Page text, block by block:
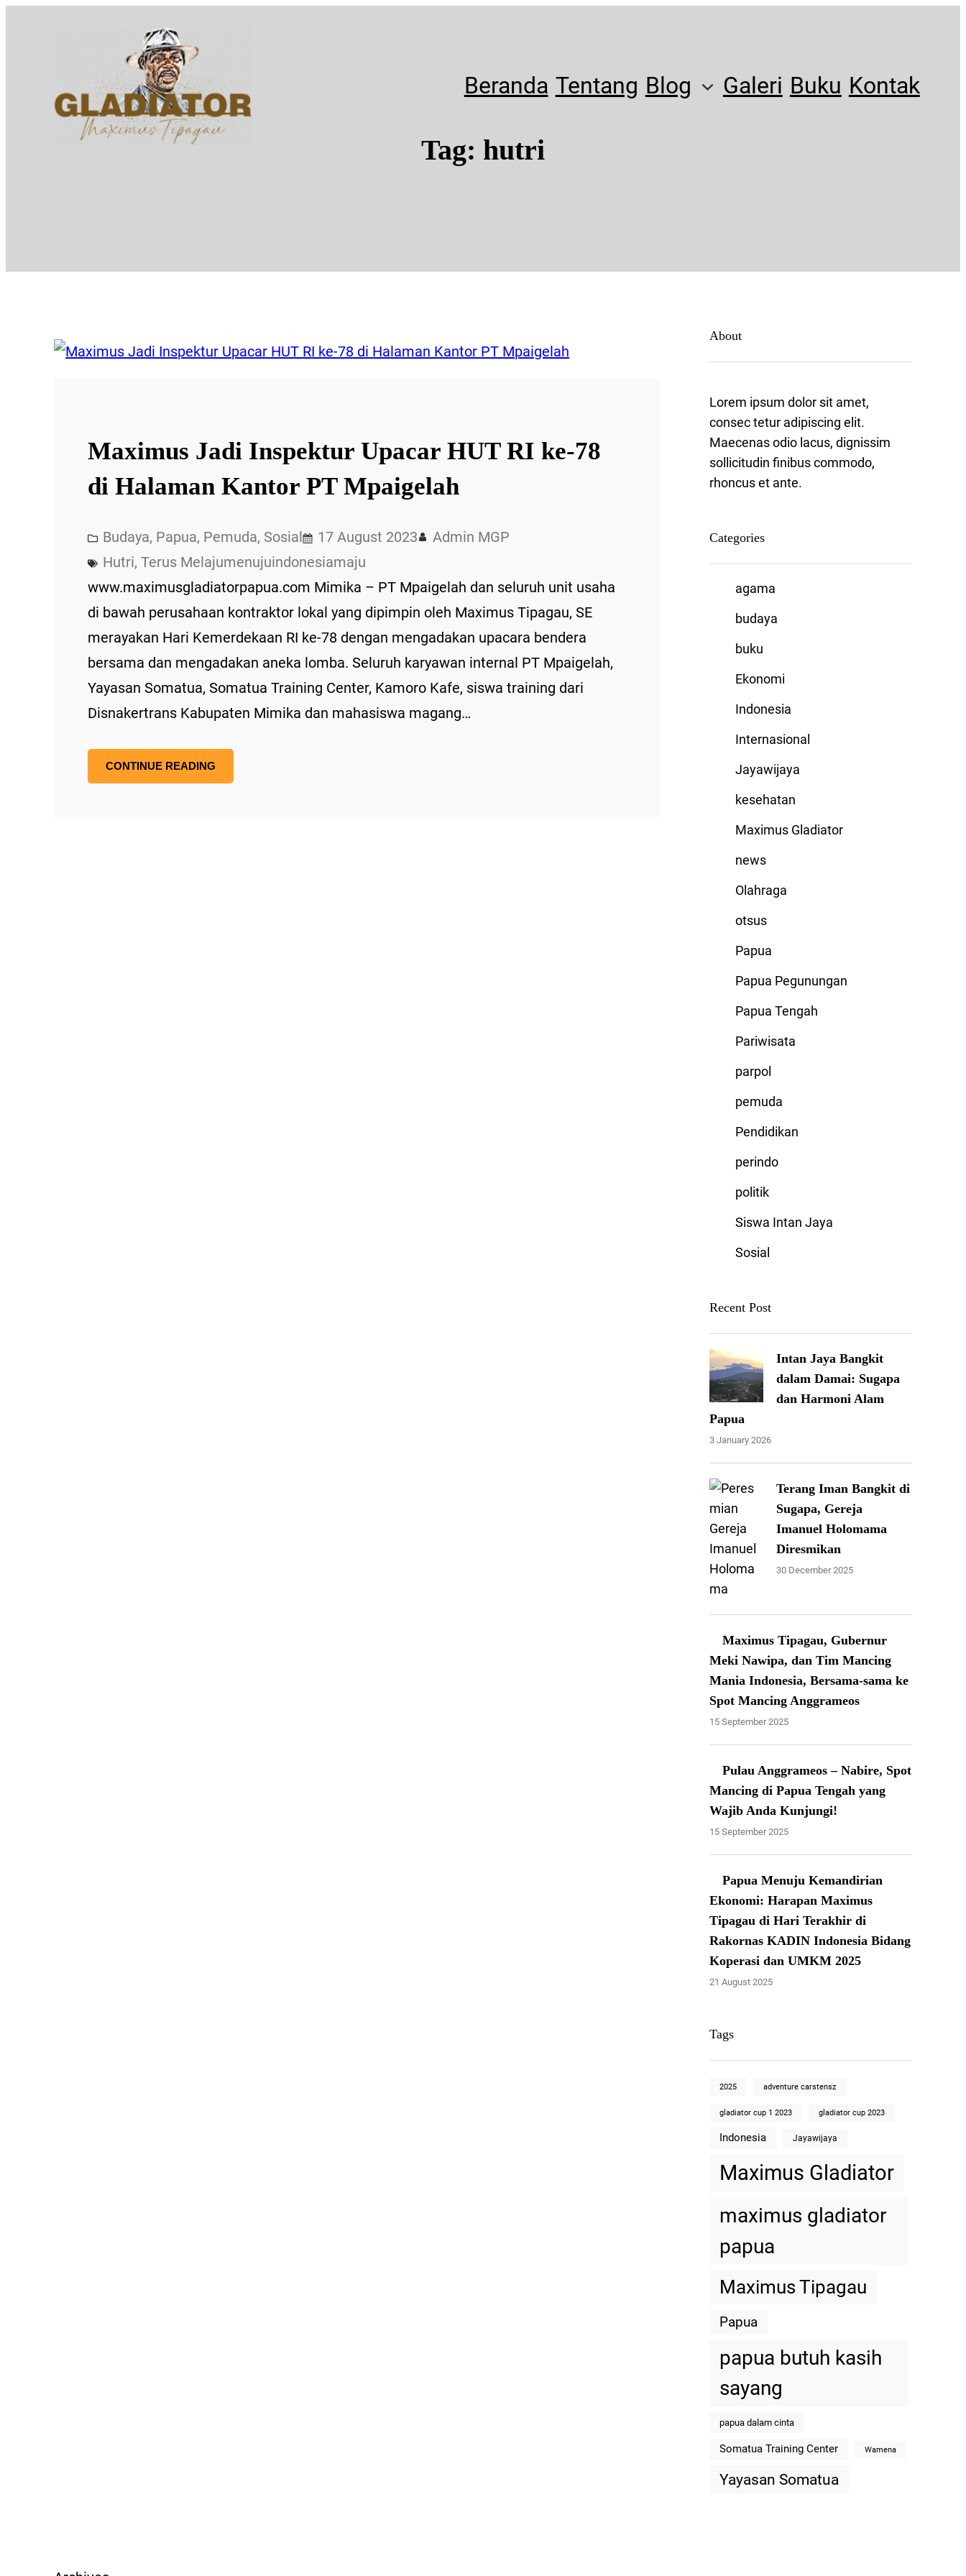
Beranda Tentang Blog Galeri Buku Kontak
Tag: hutri
Maximus Jadi Inspektur Upacar HUT RI ke-78
di Halaman Kantor PT Mpaigelah
Budaya, Papua, Pemuda, Sosial 17 August 2023
Admin MGP
Hutri, Terus Melajumenujuindonesiamaju
www.maximusgladiatorpapua.com Mimika – PT Mpaigelah dan seluruh unit usaha
di bawah perusahaan kontraktor lokal yang dipimpin oleh Maximus Tipagau, SE
merayakan Hari Kemerdekaan RI ke-78 dengan mengadakan upacara bendera
bersama dan mengadakan aneka lomba. Seluruh karyawan internal PT Mpaigelah,
Yayasan Somatua, Somatua Training Center, Kamoro Kafe, siswa training dari
Disnakertrans Kabupaten Mimika dan mahasiswa magang…
CONTINUE READING
About
Lorem ipsum dolor sit amet,
consec tetur adipiscing elit.
Maecenas odio lacus, dignissim
sollicitudin finibus commodo,
rhoncus et ante.
Categories
agama
budaya
buku
Ekonomi
Indonesia
Internasional
Jayawijaya
kesehatan
Maximus Gladiator
news
Olahraga
otsus
Papua
Papua Pegunungan
Papua Tengah
Pariwisata
parpol
pemuda
Pendidikan
perindo
politik
Siswa Intan Jaya
Sosial
Recent Post
Intan Jaya Bangkit
dalam Damai: Sugapa
dan Harmoni Alam
Papua
3 January 2026
Terang Iman Bangkit di
Sugapa, Gereja
Imanuel Holomama
Diresmikan
30 December 2025
Maximus Tipagau, Gubernur
Meki Nawipa, dan Tim Mancing
Mania Indonesia, Bersama-sama ke
Spot Mancing Anggrameos
15 September 2025
Pulau Anggrameos – Nabire, Spot
Mancing di Papua Tengah yang
Wajib Anda Kunjungi!
15 September 2025
Papua Menuju Kemandirian
Ekonomi: Harapan Maximus
Tipagau di Hari Terakhir di
Rakornas KADIN Indonesia Bidang
Koperasi dan UMKM 2025
21 August 2025
Tags
2025 adventure carstensz
gladiator cup 1 2023 gladiator cup 2023
Indonesia Jayawijaya
Maximus Gladiator
maximus gladiator
papua
Maximus Tipagau
Papua
papua butuh kasih
sayang
papua dalam cinta
Somatua Training Center Wamena
Yayasan Somatua